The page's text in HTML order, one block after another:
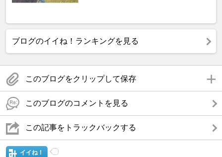
ブログのイイね！ランキングを見る
このブログをクリップして保存
このブログのコメントを見る
この記事をトラックバックする
イイね！